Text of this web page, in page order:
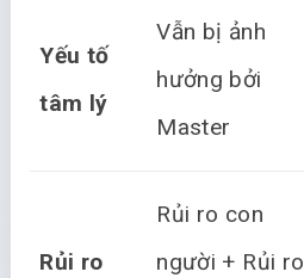
Yếu tố
tâm lý
Vẫn bị ảnh
hưởng bởi
Master
Rủi ro
Rủi ro con
người + Rủi ro